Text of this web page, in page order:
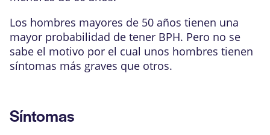
Los hombres mayores de 50 años tienen una
mayor probabilidad de tener BPH. Pero no se
sabe el motivo por el cual unos hombres tienen
síntomas más graves que otros.
Síntomas